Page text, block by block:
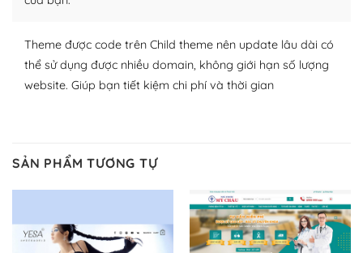
– Dễ sử dụng
Với mọi Hosting bất kỳ thì WordPress đều có thể dễ
Và bạn có toàn quyền tự do khi quyết định nơi lưu trữ
trang web WordPress của bạn.
Dễ dàng lựa chọn Hosting cho website WordPress
Theme được code trên Child theme nên update lâu dài có
thể sử dụng được nhiều domain, không giới hạn số lượng
website. Giúp bạn tiết kiệm chi phí và thời gian
SẢN PHẨM TƯƠNG TỰ